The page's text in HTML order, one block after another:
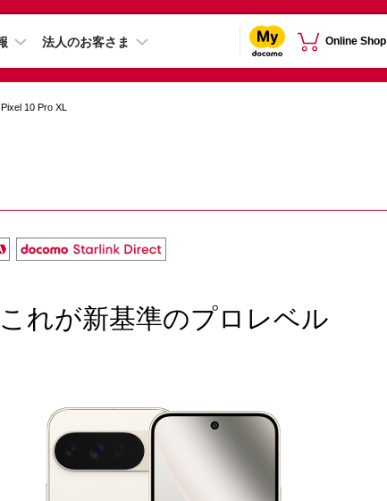
法人のお客さま Online Shop
10 Pro XL
これが新基準のプロレベル